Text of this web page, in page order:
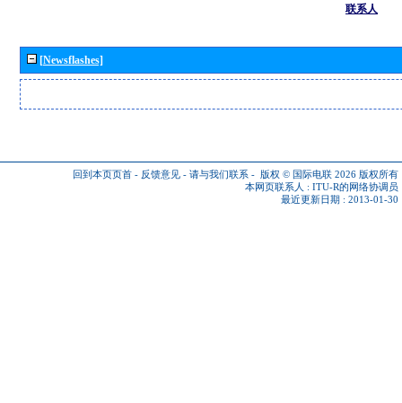
联系人
[Newsflashes]
回到本页页首 - 反馈意见 - 请与我们联系 - 版权 © 国际电联 2026 版权所有
本网页联系人 : ITU-R的网络协调员
最近更新日期 : 2013-01-30